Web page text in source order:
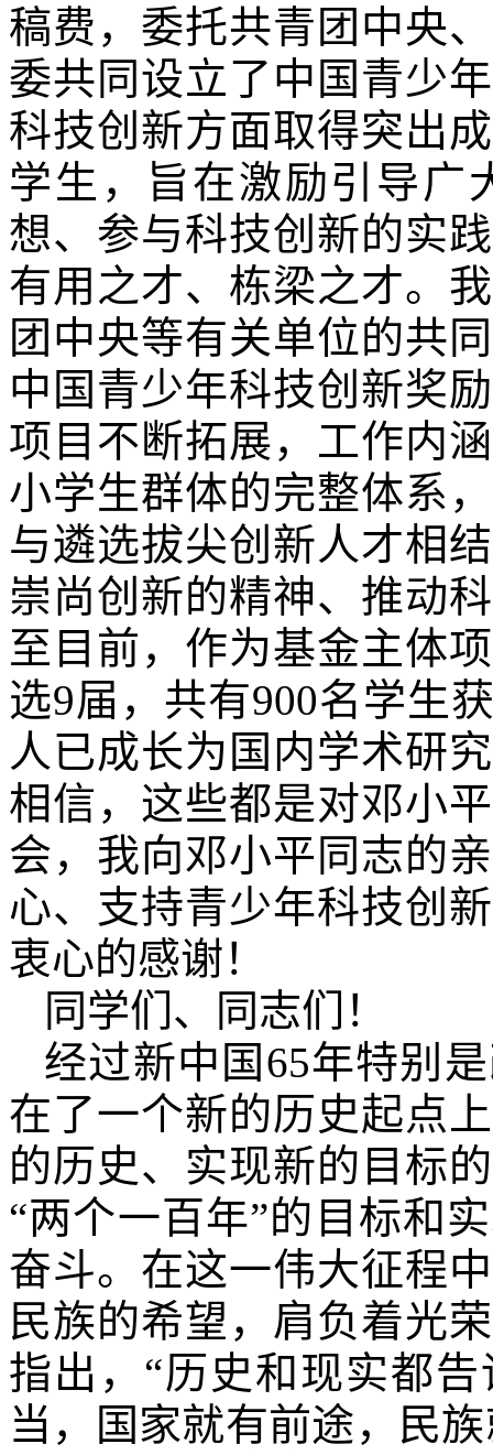
稿费，委托共青团中央
委共同设立了中国青少
科技创新方面取得突出
学生，旨在激励引导广
想、参与科技创新的实
有用之才、栋梁之才。
团中央等有关单位的共
中国青少年科技创新奖
项目不断拓展，工作内
小学生群体的完整体系
与遴选拔尖创新人才相
崇尚创新的精神、推动
至目前，作为基金主体
选9届，共有900名学生
人已成长为国内学术研
相信，这些都是对邓小
会，我向邓小平同志的
心、支持青少年科技创
衷心的感谢！
同学们、同志们！
经过新中国 65年特别
在了一个新的历史起点
的历史、实现新的目标
“两个一百年”的目标和
奋斗。在这一伟大征程
民族的希望，肩负着光
指出，“历史和现实都
当，国家就有前途，民